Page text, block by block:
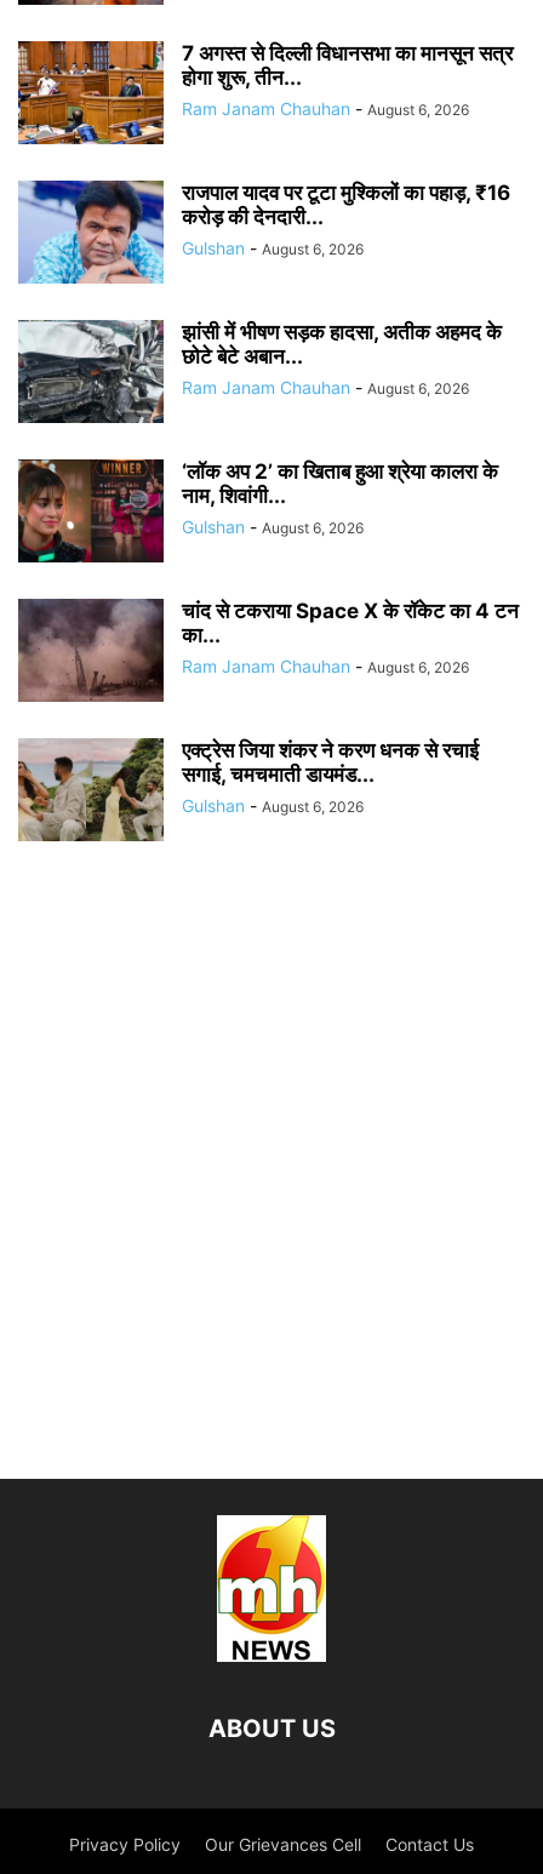
7 अगस्त से दिल्ली विधानसभा का मानसून सत्र
होगा शुरू, तीन...
Ram Janam Chauhan - August 6, 2026
राजपाल यादव पर टूटा मुश्किलों का पहाड़, ₹16
करोड़ की देनदारी...
Gulshan - August 6, 2026
झांसी में भीषण सड़क हादसा, अतीक अहमद के
छोटे बेटे अबान...
Ram Janam Chauhan - August 6, 2026
‘लॉक अप 2’ का खिताब हुआ श्रेया कालरा के
नाम, शिवांगी...
Gulshan - August 6, 2026
चांद से टकराया Space X के रॉकेट का 4 टन
का...
Ram Janam Chauhan - August 6, 2026
एक्ट्रेस जिया शंकर ने करण धनक से रचाई
सगाई, चमचमाती डायमंड...
Gulshan - August 6, 2026
ABOUT US
Privacy Policy Our Grievances Cell Contact Us